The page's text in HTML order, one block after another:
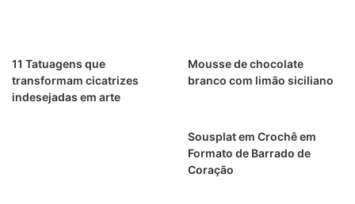
11 Tatuagens que
transformam cicatrizes
indesejadas em arte
Mousse de chocolate
branco com limão siciliano
Sousplat em Crochê em
Formato de Barrado de
Coração